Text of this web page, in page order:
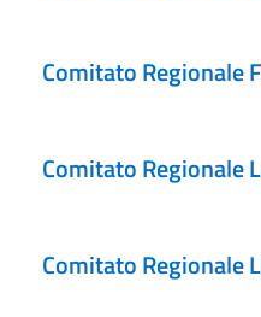
Comitato Regionale
Comitato Regionale
Comitato Regionale